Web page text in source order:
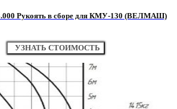
Рукоять в сборе для КМУ-130 (ВЕЛМАШ)
УЗНАТЬ СТОИМОСТЬ